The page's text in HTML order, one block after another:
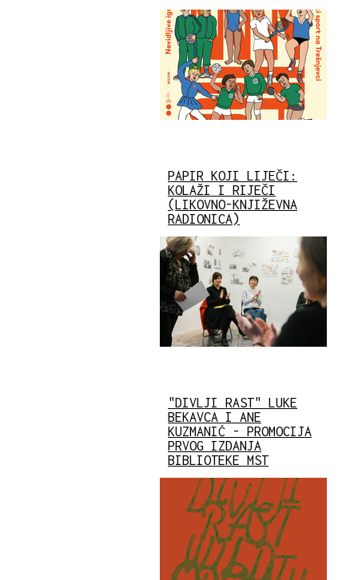
PAPIR KOJI LIJEČI:
KOLAŽI I RIJEČI
(LIKOVNO-KNJIŽEVNA
RADIONICA)
"DIVLJI RAST" LUKE
BEKAVCA I ANE
KUZMANIĆ - PROMOCIJA
PRVOG IZDANJA
BIBLIOTEKE MST